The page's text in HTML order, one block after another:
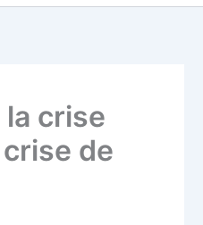
la crise
de